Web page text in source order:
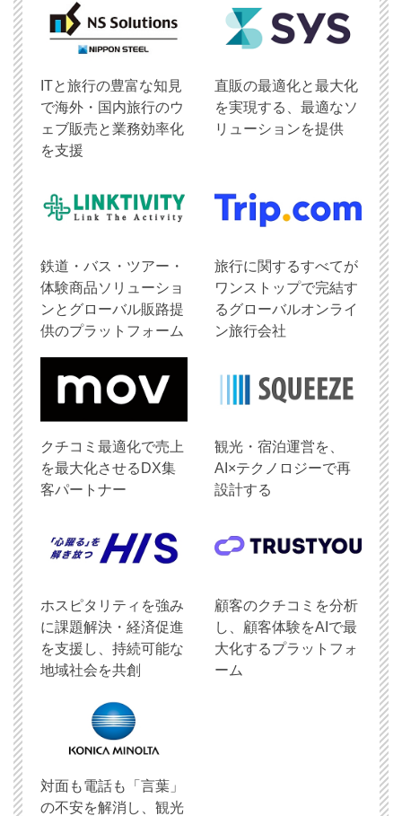
ITと旅行の豊富な知見
で海外・国内旅行のウ
ェブ販売と業務効率化
を支援
直販の最適化と最大化
を実現する、最適なソ
リューションを提供
鉄道・バス・ツアー・
体験商品ソリューショ
ンとグローバル販路提
供のプラットフォーム
旅行に関するすべてが
ワンストップで完結す
るグローバルオンライ
ン旅行会社
クチコミ最適化で売上
を最大化させるDX集
客パートナー
観光・宿泊運営を、
AI×テクノロジーで再
設計する
ホスピタリティを強み
に課題解決・経済促進
を支援し、持続可能な
地域社会を共創
顧客のクチコミを分析
し、顧客体験をAIで最
大化するプラットフォ
ーム
対面も電話も「言葉」
の不安を解消し、観光